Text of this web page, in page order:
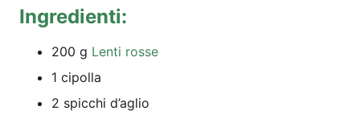
Ingre­di­en­ti:
200 g Len­ti rosse
1 cipol­la
2 spic­chi d’aglio